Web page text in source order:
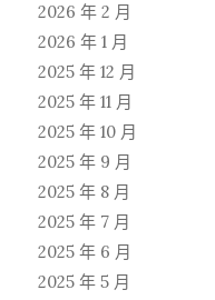
2026 年 2 月
2026 年 1 月
2025 年 12 月
2025 年 11 月
2025 年 10 月
2025 年 9 月
2025 年 8 月
2025 年 7 月
2025 年 6 月
2025 年 5 月